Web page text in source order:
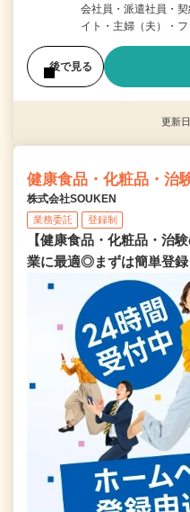
会社員・派遣社員・
イト・主婦（夫）・
後で見る
更新
健康食品・化粧品・治
株式会社SOUKEN
業務委託 登録制
【健康食品・化粧品・治
業に最適◎まずは簡単登録